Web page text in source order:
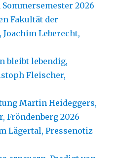
2026
Fakultät der
Leberecht,
bleibt lebendig,
Fleischer,
Martin Heideggers,
Fröndenberg 2026
Lägertal, Pressenotiz